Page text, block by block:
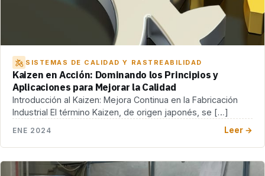
SISTEMAS DE CALIDAD Y RASTREABILIDAD
Kaizen en Acción: Dominando los Principios y
Aplicaciones para Mejorar la Calidad
Introducción al Kaizen: Mejora Continua en la Fabricación
Industrial El término Kaizen, de origen japonés, se […]
ENE 2024 Leer →